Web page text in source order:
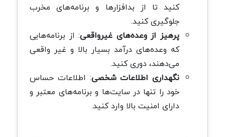
کنید تا از بدافزارها و برنامه‌های مخرب
جلوگیری کنید.
پرهیز از وعده‌های غیرواقعی: از برنامه‌هایی
که وعده‌های درآمد بسیار بالا و غیر واقعی
می‌دهند، دوری کنید.
نگهداری اطلاعات شخصی: اطلاعات حساس
خود را تنها در سایت‌ها و برنامه‌های معتبر و
دارای امنیت بالا وارد کنید.